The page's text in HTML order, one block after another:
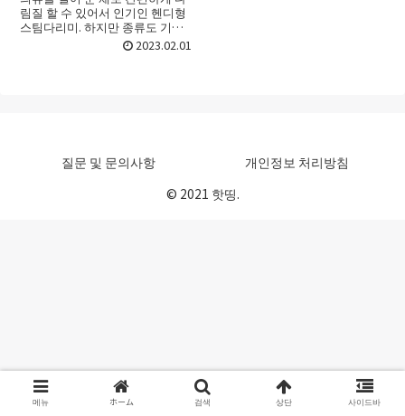
림질 할 수 있어서 인기인 헨디형
스팀다리미. 하지만 종류도 기능
로 많아서 어떤 헨디형 스팀다리
미를 골라야 할지 선택하기가 어
2023.02.01
질문 및 문의사항
개인정보 처리방침
© 2021 핫띵.
메뉴 ホーム 검색 상단 사이드바